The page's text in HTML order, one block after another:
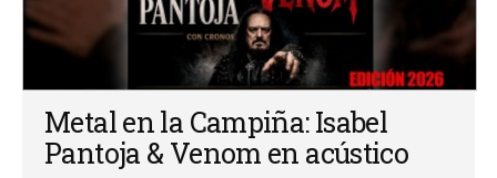
Metal en la Campiña: Isabel
Pantoja & Venom en acústico